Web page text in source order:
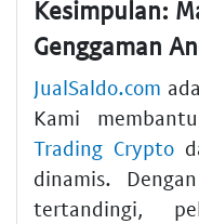
Kesimpulan:
Genggaman
JualSaldo.com
Kami
Trading Crypto
dinamis.
tertandingi,